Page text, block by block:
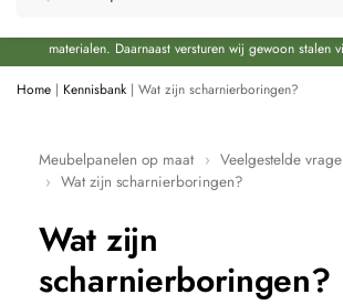
materialen. Daarnaast versturen wij gewoon stalen
Home | Kennisbank | Wat zijn scharnierboringen?
Meubelpanelen op maat › Veelgestelde
› Wat zijn scharnierboringen?
Wat zijn
scharnierboringen?